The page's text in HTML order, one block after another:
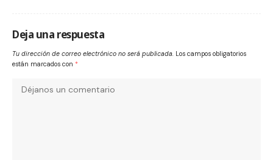
Deja una respuesta
Tu dirección de correo electrónico no será publicada. Los campos obligatorios
están marcados con *